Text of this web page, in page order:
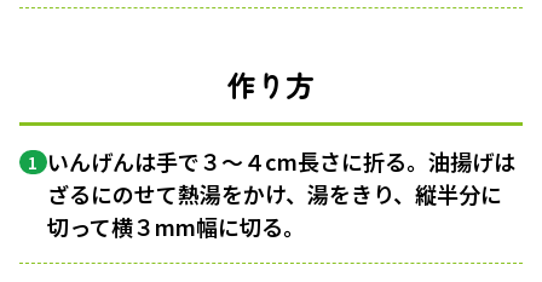
作り方
1 いんげんは手で３〜４cm長さに折る。油揚げは
ざるにのせて熱湯をかけ、湯をきり、縦半分に
切って横３mm幅に切る。